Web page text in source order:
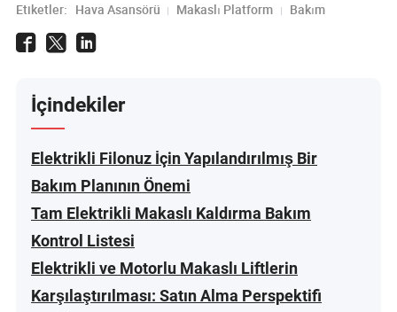
Etiketler: Hava Asansörü Makaslı Platform Bakım
İçindekiler
Elektrikli Filonuz İçin Yapılandırılmış Bir
Bakım Planının Önemi
Tam Elektrikli Makaslı Kaldırma Bakım
Kontrol Listesi
Elektrikli ve Motorlu Makaslı Liftlerin
Karşılaştırılması: Satın Alma Perspektifi